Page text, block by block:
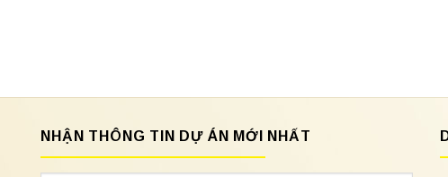
NHẬN THÔNG TIN DỰ ÁN MỚI NHẤT